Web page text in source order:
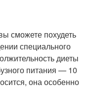
сможете похудеть
специального
диеты
питания — 10
она особенно